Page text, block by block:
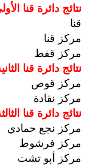
نتائج دائرة قنا
قنا
مركز قنا
مركز قفط
نتائج دائرة قنا
مركز قوص
مركز نقادة
نتائج دائرة قنا
مركز نجع حمادي
مركز فرشوط
مركز أبو تشت